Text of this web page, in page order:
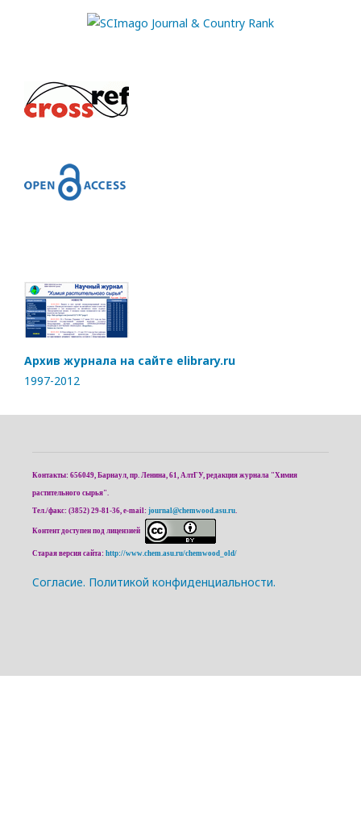
Архив журнала на сайте elibrary.ru
1997-2012
Контакты: 656049, Барнаул, пр. Ленина, 61, АлтГУ, редакция журнала "Химия
растительного сырья".
Тел./факс: (3852) 29-81-36, e-mail: journal@chemwood.asu.ru.
Контент доступен под лицензией
Старая версия сайта: http://www.chem.asu.ru/chemwood_old/
Cогласие. Политикой конфиденциальности.